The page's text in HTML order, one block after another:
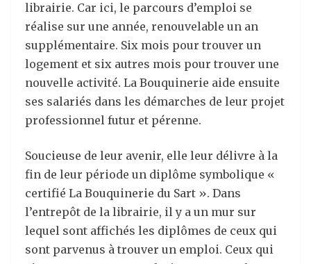
librairie. Car ici, le parcours d’emploi se
réalise sur une année, renouvelable un an
supplémentaire. Six mois pour trouver un
logement et six autres mois pour trouver une
nouvelle activité. La Bouquinerie aide ensuite
ses salariés dans les démarches de leur projet
professionnel futur et pérenne.
Soucieuse de leur avenir, elle leur délivre à la
fin de leur période un diplôme symbolique «
certifié La Bouquinerie du Sart ». Dans
l’entrepôt de la librairie, il y a un mur sur
lequel sont affichés les diplômes de ceux qui
sont parvenus à trouver un emploi. Ceux qui